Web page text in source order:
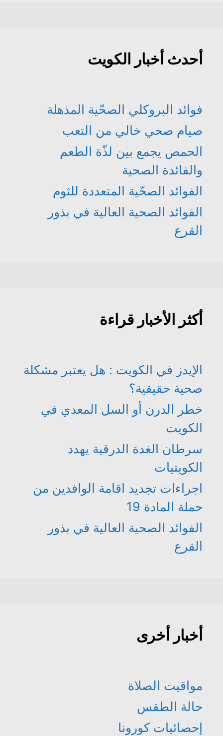
أحدث أخبار الكويت
فوائد البروكلي الصحّية المذهلة
صيام صحي خالي من التعب
الحمص يجمع بين لذّة الطعم
والفائدة الصحية
الفوائد الصحّية المتعددة للثوم
الفوائد الصحية العالية في بذور
القرع
أكثر الأخبار قراءة
الإيدز في الكويت : هل يعتبر مشكلة
صحية حقيقية؟
خطر الدرن أو السل المعدي في
الكويت
سرطان الغدة الدرقية يهدد
الكويتيات
اجراءات تجديد اقامة الوافدين من
حملة المادة 19
الفوائد الصحية العالية في بذور
القرع
أخبار أخرى
مواقيت الصلاة
حالة الطقس
إحصائيات كورونا